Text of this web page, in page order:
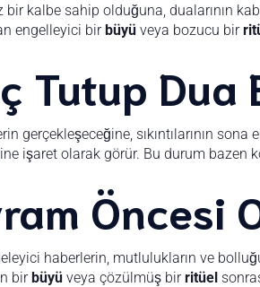
kalbe sahip olduğuna, dualarının
engelleyici birbüyü veya bozucu bir
Tutup Dua
gerçekleşeceğine, sıkıntılarının sona
işaret olarak görür. Bu durum bazen
Öncesi
haberlerin, mutlulukların ve
birbüyü veya çözülmüş birritüel